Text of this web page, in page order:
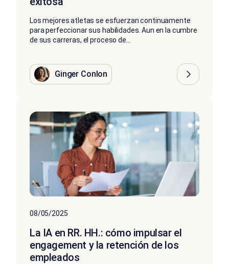
Los mejores atletas se esfuerzan continuamente
para perfeccionar sus habilidades. Aun en la cumbre
de sus carreras, el proceso de...
Ginger Conlon
08/05/2025
La IA en RR. HH.: cómo impulsar el
engagement y la retención de los
empleados